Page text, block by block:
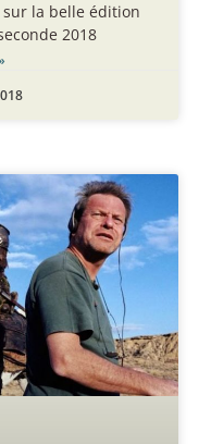
la belle édition
2018